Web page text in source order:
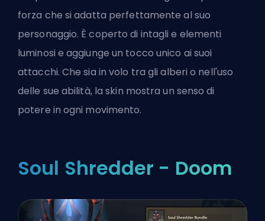
forza che si adatta perfettamente al suo
personaggio. È coperto di intagli e elementi
luminosi e aggiunge un tocco unico ai suoi
attacchi. Che sia in volo tra gli alberi o nell'uso
delle sue abilità, la skin mostra un senso di
potere in ogni movimento.
Soul Shredder - Doom